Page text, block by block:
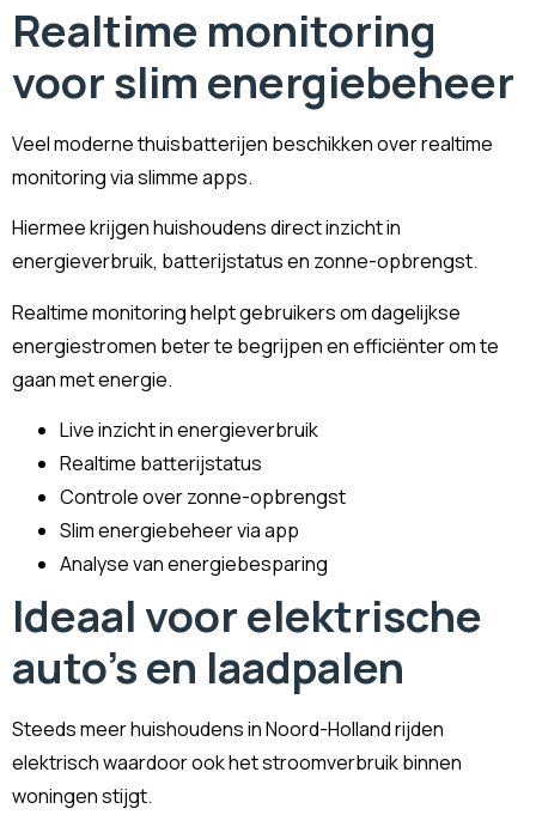
Realtime monitoring
voor slim energiebeheer
Veel moderne thuisbatterijen beschikken over realtime
monitoring via slimme apps.
Hiermee krijgen huishoudens direct inzicht in
energieverbruik, batterijstatus en zonne-opbrengst.
Realtime monitoring helpt gebruikers om dagelijkse
energiestromen beter te begrijpen en efficiënter om te
gaan met energie.
Live inzicht in energieverbruik
Realtime batterijstatus
Controle over zonne-opbrengst
Slim energiebeheer via app
Analyse van energiebesparing
Ideaal voor elektrische
auto's en laadpalen
Steeds meer huishoudens in Noord-Holland rijden
elektrisch waardoor ook het stroomverbruik binnen
woningen stijgt.